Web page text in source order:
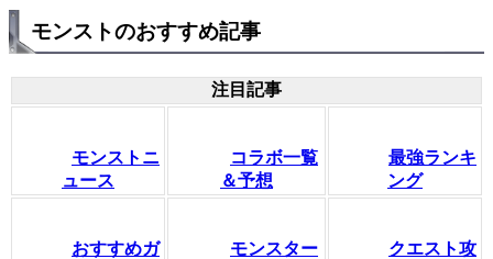
モンストのおすすめ記事
注目記事
モンストニ
ュース
コラボ一覧
＆予想
最強ランキ
ング
おすすめガ
モンスター
クエスト攻